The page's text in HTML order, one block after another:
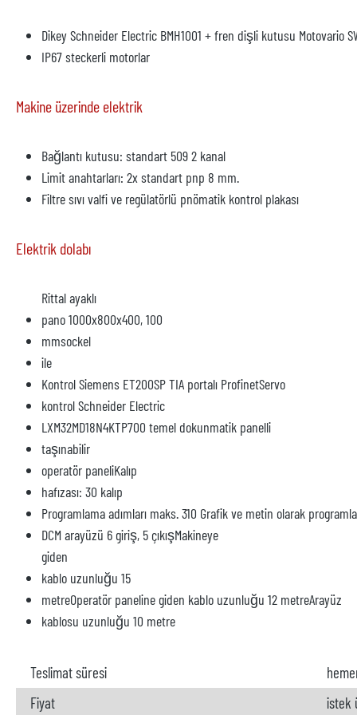
Dikey Schneider Electric BMH1001 + fren dişli kutusu Motovario
IP67 steckerli motorlar
Makine üzerinde elektrik
Bağlantı kutusu: standart 509 2 kanal
Limit anahtarları: 2x standart pnp 8 mm.
Filtre sıvı valfi ve regülatörlü pnömatik kontrol plakası
Elektrik dolabı
Rittal ayaklı
pano 1000x800x400, 100
mmsockel
ile
Kontrol Siemens ET200SP TIA portalı ProfinetServo
kontrol Schneider Electric
LXM32MD18N4KTP700 temel dokunmatik panelli
taşınabilir
operatör paneliKalıp
hafızası: 30 kalıp
Programlama adımları maks. 310 Grafik ve metin olarak
DCM arayüzü 6 giriş, 5 çıkışMakineye
giden
kablo uzunluğu 15
metreOperatör paneline giden kablo uzunluğu 12 metreArayüz
kablosu uzunluğu 10 metre
Teslimat süresi
Fiyat
istek